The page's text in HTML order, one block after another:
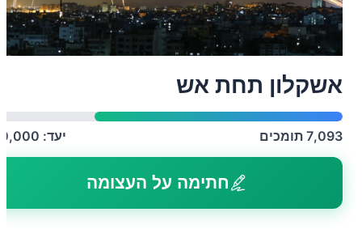
אשקלון תחת אש
7,093 תומכים יעד:
חתימה על העצומה